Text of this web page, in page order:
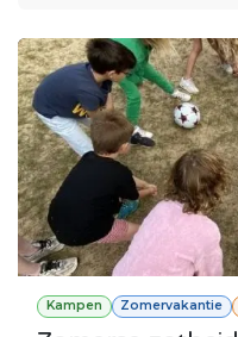
Kampen Zomervakantie